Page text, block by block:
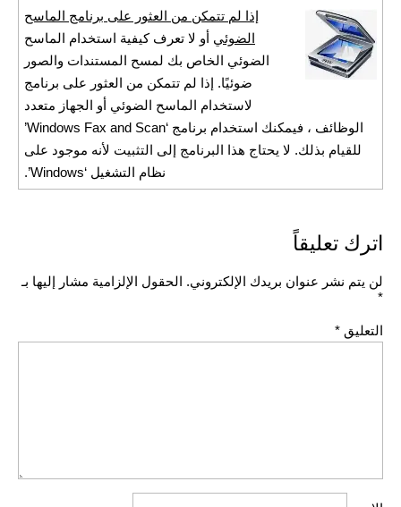
إذا لم تتمكن من العثور على برنامج الماسح
الضوئي أو لا تعرف كيفية استخدام الماسح
الضوئي الخاص بك لمسح المستندات والصور
ضوئيًا. إذا لم تتمكن من العثور على برنامج
لاستخدام الماسح الضوئي أو الجهاز متعدد
الوظائف ، فيمكنك استخدام برنامج ‘Windows Fax and Scan’
للقيام بذلك. لا يحتاج هذا البرنامج إلى التثبيت لأنه موجود على
نظام التشغيل ‘Windows’.
اترك تعليقاً
لن يتم نشر عنوان بريدك الإلكتروني. الحقول الإلزامية مشار إليها بـ
*
التعليق *